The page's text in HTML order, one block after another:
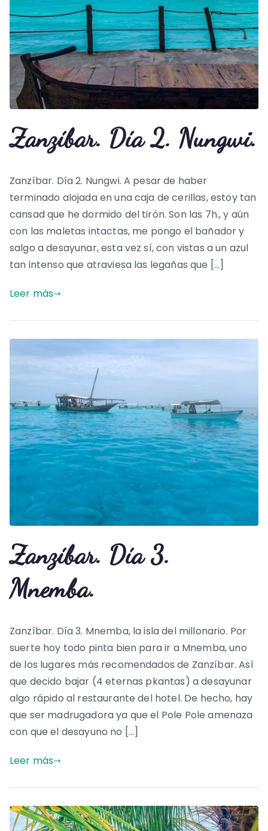
Zanzíbar. Día 2. Nungwi.
Zanzíbar. Día 2. Nungwi. A pesar de haber
terminado alojada en una caja de cerillas, estoy tan
cansad que he dormido del tirón. Son las 7h., y aún
con las maletas intactas, me pongo el bañador y
salgo a desayunar, esta vez sí, con vistas a un azul
tan intenso que atraviesa las legañas que […]
Leer más
Zanzíbar. Día 3.
Mnemba.
Zanzíbar. Día 3. Mnemba, la isla del millonario. Por
suerte hoy todo pinta bien para ir a Mnemba, uno
de los lugares más recomendados de Zanzíbar. Así
que decido bajar (4 eternas pkantas) a desayunar
algo rápido al restaurante del hotel. De hecho, hay
que ser madrugadora ya que el Pole Pole amenaza
con que el desayuno no […]
Leer más